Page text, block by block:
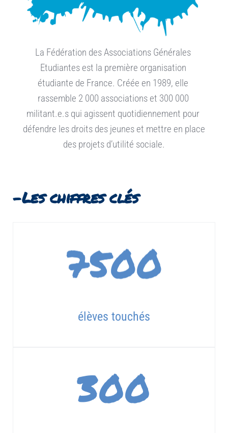
La Fédération des Associations Générales
Etudiantes est la première organisation
étudiante de France. Créée en 1989, elle
rassemble 2 000 associations et 300 000
militant.e.s qui agissent quotidiennement pour
défendre les droits des jeunes et mettre en place
des projets d’utilité sociale.
-Les chiffres clés
7500
élèves touchés
300